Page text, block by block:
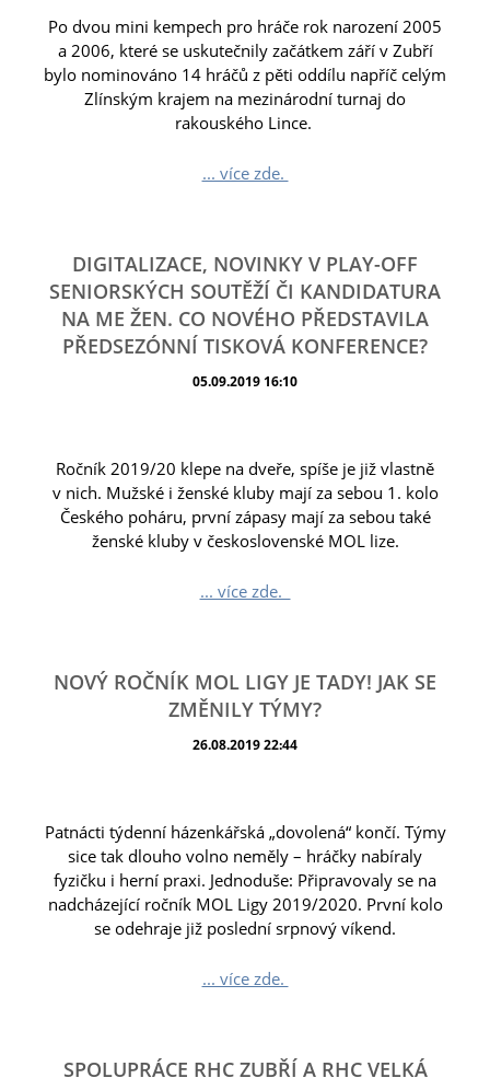
Po dvou mini kempech pro hráče rok narození 2005
a 2006, které se uskutečnily začátkem září v Zubří
bylo nominováno 14 hráčů z pěti oddílu napříč celým
Zlínským krajem na mezinárodní turnaj do
rakouského Lince.
... více zde.
DIGITALIZACE, NOVINKY V PLAY-OFF
SENIORSKÝCH SOUTĚŽÍ ČI KANDIDATURA
NA ME ŽEN. CO NOVÉHO PŘEDSTAVILA
PŘEDSEZÓNNÍ TISKOVÁ KONFERENCE?
05.09.2019 16:10
Ročník 2019/20 klepe na dveře, spíše je již vlastně
v nich. Mužské i ženské kluby mají za sebou 1. kolo
Českého poháru, první zápasy mají za sebou také
ženské kluby v československé MOL lize.
... více zde.
NOVÝ ROČNÍK MOL LIGY JE TADY! JAK SE
ZMĚNILY TÝMY?
26.08.2019 22:44
Patnácti týdenní házenkářská „dovolená“ končí. Týmy
sice tak dlouho volno neměly – hráčky nabíraly
fyzičku i herní praxi. Jednoduše: Připravovaly se na
nadcházející ročník MOL Ligy 2019/2020. První kolo
se odehraje již poslední srpnový víkend.
... více zde.
SPOLUPRÁCE RHC ZUBŘÍ A RHC VELKÁ